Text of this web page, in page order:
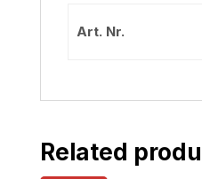
Art. Nr.
Related